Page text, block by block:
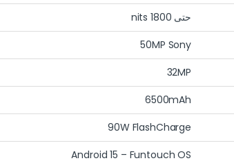
حتى 1800 nits
50MP Sony
32MP
6500mAh
90W FlashCharge
Android 15 – Funtouch OS